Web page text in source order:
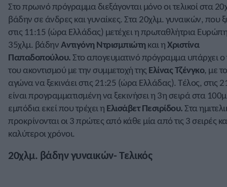
Στο πρωινό πρόγραμμα διεξάγονται μόνο οι τελικοί στα
βάδην σε άνδρες και γυναίκες. Στα 20χλμ. γυναικών, που
στις 11:15 (ώρα Ελλάδας) μετέχει η πρωταθλήτρια
35χλμ. βάδηνΑντιγόνη Ντρισμπιώτηκαι ηΧριστίνα
Παπαδοπούλου.Στο απογευματινό πρόγραμμα υπάρχει ο
του ακοντισμού με την συμμετοχή της Ελίνας Τζένγκο, με
αγώνα να ξεκινάει στις 21:25 (ώρα Ελλάδας). Τέλος, στις
είναι προγραμματισμένη να ξεκινήσει η 3η σειρά στα
εμπόδια εκεί που τρέχει η Ελισάβετ Πεσιρίδου.Στα
προκρίνονται οι 3 πρώτες από κάθε μία από τις 3 σειρές
καλύτεροι χρόνοι.
20χλμ. βάδην γυναικών- Τελικός